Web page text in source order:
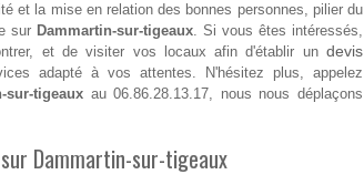
et la mise en relation des bonnes personnes, pilier du
sur Dammartin-sur-tigeaux. Si vous êtes intéressés,
et de visiter vos locaux afin d'établir un devis
adapté à vos attentes. N'hésitez plus, appelez
sur-tigeauxau 06.86.28.13.17, nous nous déplaçons
Dammartin-sur-tigeaux